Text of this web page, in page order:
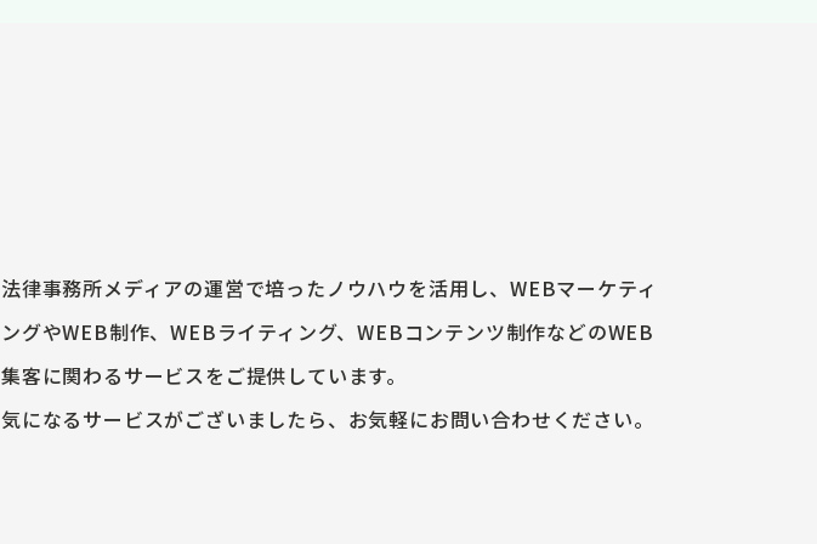
法律事務所メディアの運営で培ったノウハウを活用し、WEBマーケティ
ングやWEB制作、WEBライティング、WEBコンテンツ制作などのWEB
集客に関わるサービスをご提供しています。
気になるサービスがございましたら、お気軽にお問い合わせください。